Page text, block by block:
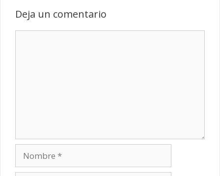
Deja un comentario